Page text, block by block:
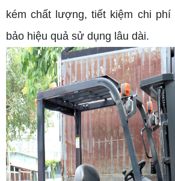
kém chất lượng, tiết kiệm chi
bảo hiệu quả sử dụng lâu dài.